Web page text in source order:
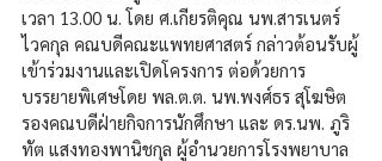
เวลา 13.00 น. โดย ศ.เกียรติคุณ นพ.สารเนตร์
ไวคกุล คณบดีคณะแพทยศาสตร์ กล่าวต้อนรับผู้
เข้าร่วมงานและเปิดโครงการ ต่อด้วยการ
บรรยายพิเศษโดย พล.ต.ต. นพ.พงศ์ธร สุโฆษิต
รองคณบดีฝ่ายกิจการนักศึกษา และ ดร.นพ. ภูริ
ทัต แสงทองพานิชกุล ผู้อำนวยการโรงพยาบาล